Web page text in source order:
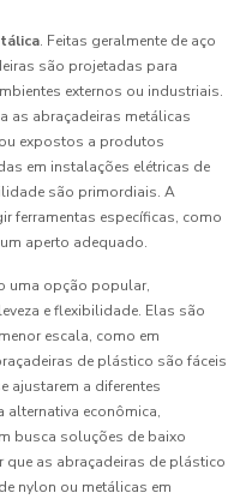
. Feitas geralmente de aço
são projetadas para
externos ou industriais.
as abraçadeiras metálicas
expostos a produtos
em instalações elétricas de
são primordiais. A
ferramentas específicas, como
aperto adequado.
uma opção popular,
e flexibilidade. Elas são
escala, como em
de plástico são fáceis
ajustarem a diferentes
econômica,
busca soluções de baixo
que as abraçadeiras de plástico
nylon ou metálicas em